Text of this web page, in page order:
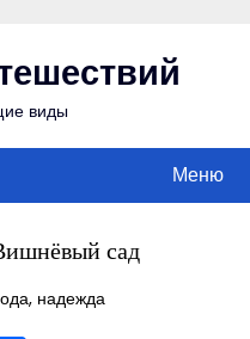
виды
Меню
сад
надежда